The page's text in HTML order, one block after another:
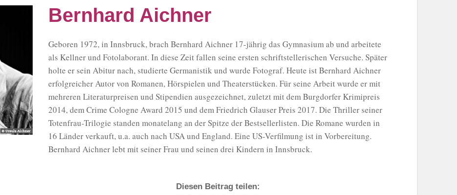
Bernhard Aichner
Geboren 1972, in Innsbruck, brach Bernhard Aichner 17-jährig das Gymnasium ab und arbeitete
als Kellner und Fotolaborant. In diese Zeit fallen seine ersten schriftstellerischen Versuche. Später
holte er sein Abitur nach, studierte Germanistik und wurde Fotograf. Heute ist Bernhard Aichner
erfolgreicher Autor von Romanen, Hörspielen und Theaterstücken. Für seine Arbeit wurde er mit
mehreren Literaturpreisen und Stipendien ausgezeichnet, zuletzt mit dem Burgdorfer Krimipreis
2014, dem Crime Cologne Award 2015 und dem Friedrich Glauser Preis 2017. Die Thriller seiner
Totenfrau-Trilogie standen monatelang an der Spitze der Bestsellerlisten. Die Romane wurden in
16 Länder verkauft, u.a. auch nach USA und England. Eine US-Verfilmung ist in Vorbereitung.
Bernhard Aichner lebt mit seiner Frau und seinen drei Kindern in Innsbruck.
Diesen Beitrag teilen: